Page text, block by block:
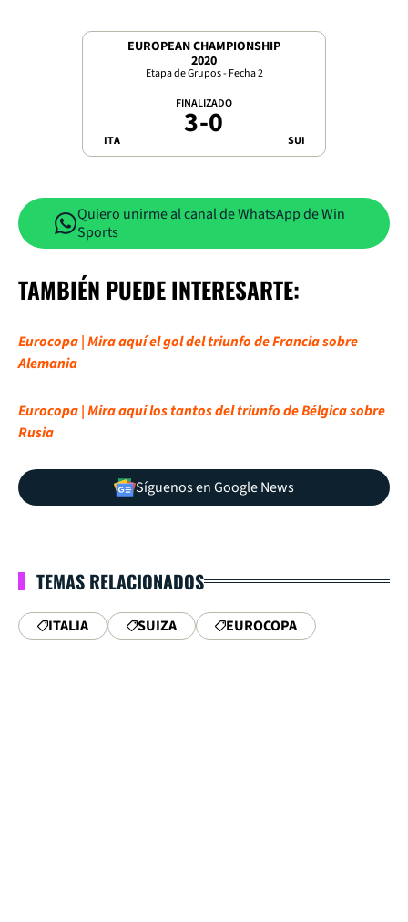
EUROPEAN CHAMPIONSHIP
2020
Etapa de Grupos - Fecha 2
ITA
FINALIZADO
3-0 SUI
Quiero unirme al canal de WhatsApp de Win
Sports
TAMBIÉN PUEDE INTERESARTE:
Eurocopa | Mira aquí el gol del triunfo de Francia sobre
Alemania
Eurocopa | Mira aquí los tantos del triunfo de Bélgica sobre
Rusia
Síguenos en Google News
TEMAS RELACIONADOS
ITALIA SUIZA EUROCOPA